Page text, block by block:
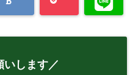
いします／